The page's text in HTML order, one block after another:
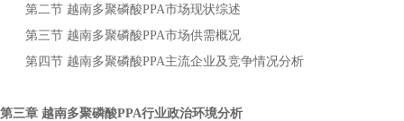
第二节 越南多聚磷酸PPA市场现状综述
第三节 越南多聚磷酸PPA市场供需概况
第四节 越南多聚磷酸PPA主流企业及竞争情况分析
第三章 越南多聚磷酸PPA行业政治环境分析